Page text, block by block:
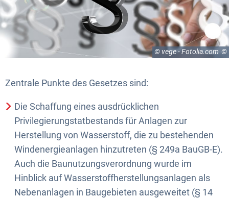
© vege - Fotolia.com
Zentrale Punkte des Gesetzes sind:
Die Schaffung eines ausdrücklichen
Privilegierungstatbestands für Anlagen zur
Herstellung von Wasserstoff, die zu bestehenden
Windenergieanlagen hinzutreten (§ 249a BauGB-E).
Auch die Baunutzungsverordnung wurde im
Hinblick auf Wasserstoffherstellungsanlagen als
Nebenanlagen in Baugebieten ausgeweitet (§ 14